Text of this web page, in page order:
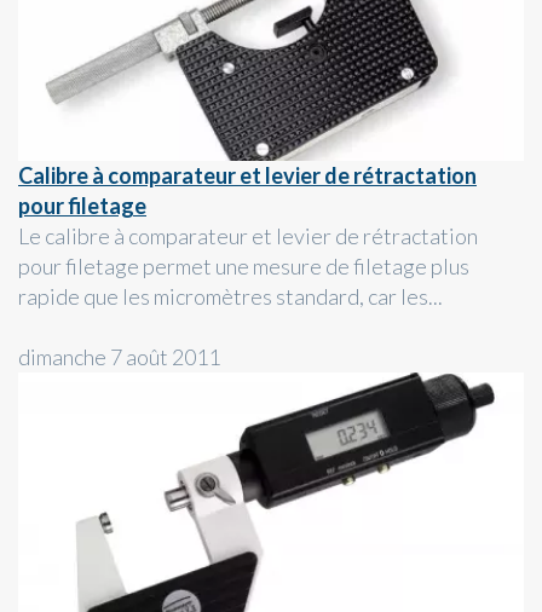
Calibre à comparateur et levier de rétractation
pour filetage
Le calibre à comparateur et levier de rétractation
pour filetage permet une mesure de filetage plus
rapide que les micromètres standard, car les...
dimanche 7 août 2011